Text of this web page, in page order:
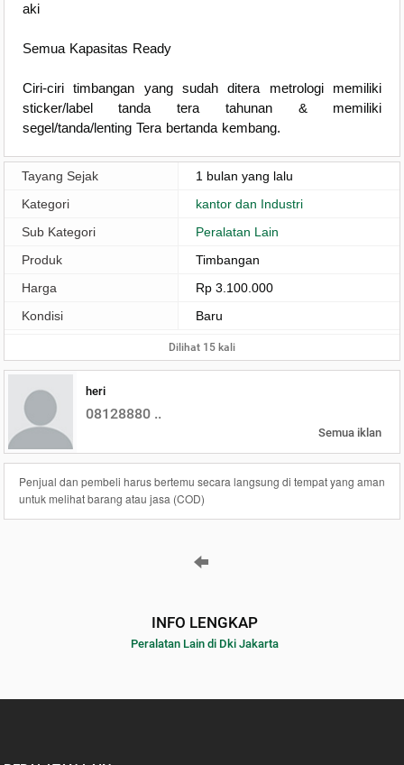
aki
Semua Kapasitas Ready
Ciri-ciri timbangan yang sudah ditera metrologi memiliki
sticker/label tanda tera tahunan & memiliki
segel/tanda/lenting Tera bertanda kembang.
Tayang Sejak
1 bulan yang lalu
Kategori
kantor dan Industri
Sub Kategori
Peralatan Lain
Produk
Timbangan
Harga
Rp 3.100.000
Kondisi
Baru
Dilihat 15 kali
heri
08128880 ..
Semua iklan
Penjual dan pembeli harus bertemu secara langsung di tempat yang aman
untuk melihat barang atau jasa (COD)
INFO LENGKAP
Peralatan Lain di Dki Jakarta